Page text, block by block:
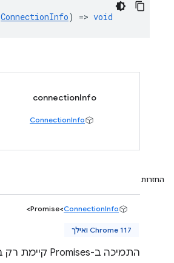
ConnectionInfo) => void
connectionInfo
ConnectionInfo
החזרות
Promise<ConnectionInfo
>
Chrome 117 ואילך